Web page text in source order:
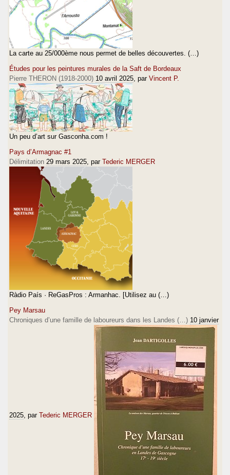
La carte au 25/000ème nous permet de belles découvertes. (…)
Études pour les peintures murales de la Saft de Bordeaux
Pierre THERON (1918-2000) 10 avril 2025 , par Vincent P.
Un peu d’art sur Gasconha.com !
Pays d’Armagnac #1
Délimitation 29 mars 2025 , par Tederic MERGER
Ràdio País · ReGasPros : Armanhac. [Utilisez au (…)
Pey Marsau
Chroniques d’une famille de laboureurs dans les Landes (…) 10 janvier
2025 , par Tederic MERGER